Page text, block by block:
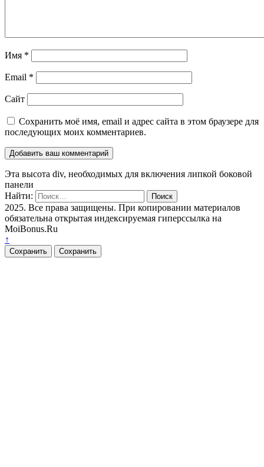
Имя *
Email *
Сайт
Сохранить моё имя, email и адрес сайта в этом браузере для
последующих моих комментариев.
Эта высота div, необходимых для включения липкой боковой
панели
Найти:
2025. Все права защищены. При копировании материалов
обязательна открытая индексируемая гиперссылка на
MoiBonus.Ru
↑